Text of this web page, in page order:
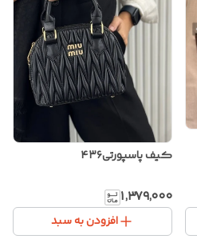
کیف پاسپورتی۴۳۶
۱٬۳۷۹٬۰۰۰
افزودن به سبد